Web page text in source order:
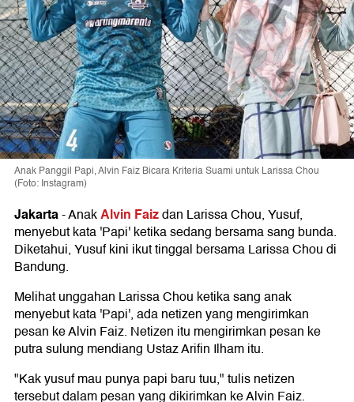
Anak Panggil Papi, Alvin Faiz Bicara Kriteria Suami untuk Larissa Chou
(Foto: Instagram)
Jakarta-AnakAlvin Faizdan Larissa Chou, Yusuf,
menyebut kata 'Papi' ketika sedang bersama sang bunda.
Diketahui, Yusuf kini ikut tinggal bersama Larissa Chou di
Bandung.
Melihat unggahan Larissa Chou ketika sang anak
menyebut kata 'Papi', ada netizen yang mengirimkan
pesan ke Alvin Faiz. Netizen itu mengirimkan pesan ke
putra sulung mendiang Ustaz Arifin Ilham itu.
"Kak yusuf mau punya papi baru tuu," tulis netizen
tersebut dalam pesan yang dikirimkan ke Alvin Faiz.